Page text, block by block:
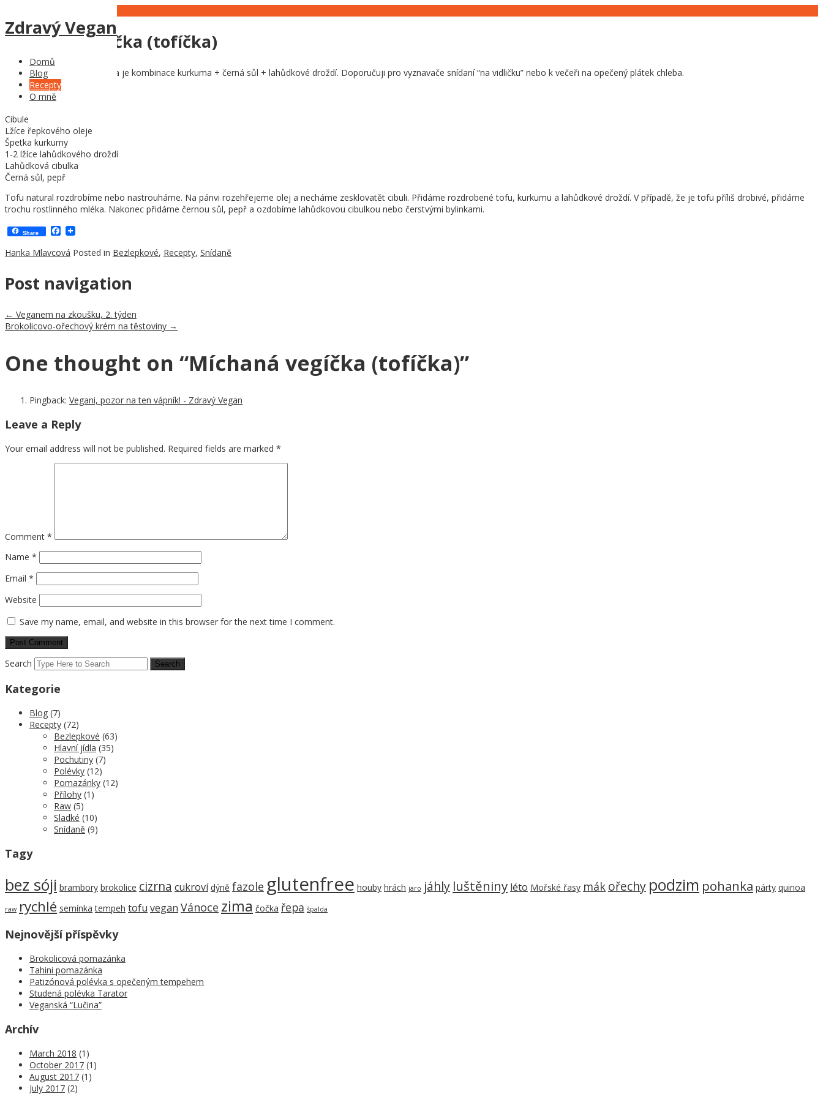
Zdravý Vegan
Domů
Blog
Recepty
O mně
Míchaná vegíčka (tofíčka)
Základem úspěchu toho jídla je kombinace kurkuma + černá sůl + lahůdkové droždí. Doporučuji pro vyznavače snídaní “na vidličku” nebo k večeři na opečený plátek chleba.
Ingredience:
Cibule
Lžíce řepkového oleje
Špetka kurkumy
1-2 lžíce lahůdkového droždí
Lahůdková cibulka
Černá sůl, pepř
Tofu natural rozdrobíme nebo nastrouháme. Na pánvi rozehřejeme olej a necháme zesklovatět cibuli. Přidáme rozdrobené tofu, kurkumu a lahůdkové droždí. V případě, že je tofu příliš drobivé, přidáme
trochu rostlinného mléka. Nakonec přidáme černou sůl, pepř a ozdobíme lahůdkovou cibulkou nebo čerstvými bylinkami.
Share Facebook
Hanka Mlavcová Posted in Bezlepkové, Recepty, Snídaně
Post navigation
← Veganem na zkoušku, 2. týden
Brokolicovo-ořechový krém na těstoviny →
One thought on “Míchaná vegíčka (tofíčka)”
Pingback: Vegani, pozor na ten vápník! - Zdravý Vegan
Leave a Reply
Your email address will not be published. Required fields are marked *
Comment *
Name *
Email *
Website
Save my name, email, and website in this browser for the next time I comment.
Search
Kategorie
Blog (7)
Recepty (72)
Bezlepkové (63)
Hlavní jídla (35)
Pochutiny (7)
Polévky (12)
Pomazánky (12)
Přílohy (1)
Raw (5)
Sladké (10)
Snídaně (9)
Tagy
bez sóji brambory brokolice cizrna cukroví dýně fazole glutenfree houby hrách jaro jáhly luštěniny léto Mořské řasy mák ořechy podzim pohanka párty quinoa
raw rychlé semínka tempeh tofu vegan Vánoce zima čočka řepa špalda
Nejnovější příspěvky
Brokolicová pomazánka
Tahini pomazánka
Patizónová polévka s opečeným tempehem
Studená polévka Tarator
Veganská “Lučina”
Archív
March 2018 (1)
October 2017 (1)
August 2017 (1)
July 2017 (2)